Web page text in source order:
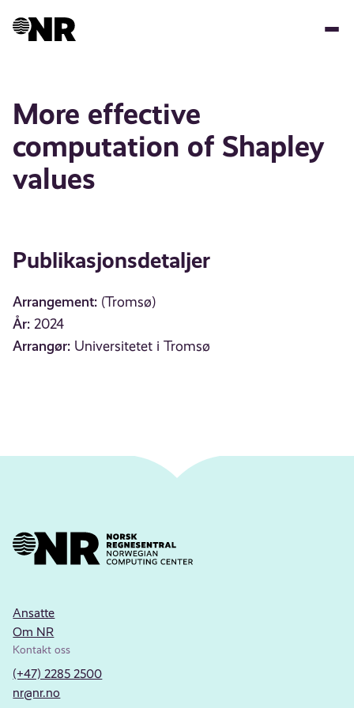
More effective
computation of Shapley
values
Publikasjonsdetaljer
Arrangement: (Tromsø)
År: 2024
Arrangør: Universitetet i Tromsø
Ansatte
Om NR
Kontakt oss
(+47) 2285 2500
nr@nr.no